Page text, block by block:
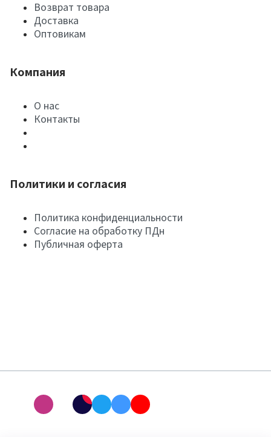
Возврат товара
Доставка
Оптовикам
Компания
О нас
Контакты
Политики и согласия
Политика конфиденциальности
Согласие на обработку ПДн
Публичная оферта